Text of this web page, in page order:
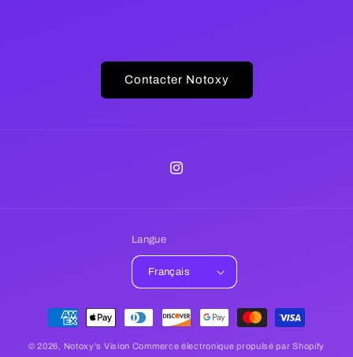
Contacter Notoxy
Instagram
Langue
Français
Moyens
de
paiement
© 2026, Notoxy's Vision Commerce électronique propulsé par Shopify